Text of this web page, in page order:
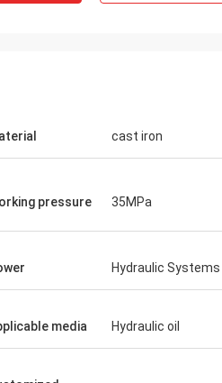
cast iron
pressure 35MPa
Hydraulic Systems
media Hydraulic oil